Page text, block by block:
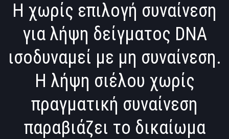
Η χωρίς επιλογή συναίνεση
για λήψη δείγματος DNA
ισοδυναμεί με μη συναίνεση.
Η λήψη σιέλου χωρίς
πραγματική συναίνεση
παραβιάζει το δικαίωμα